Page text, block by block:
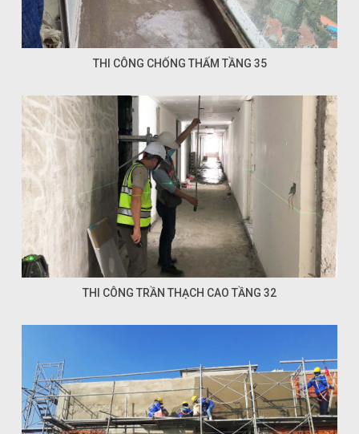
THI CÔNG CHỐNG THẤM TẦNG 35
THI CÔNG TRẦN THẠCH CAO TẦNG 32